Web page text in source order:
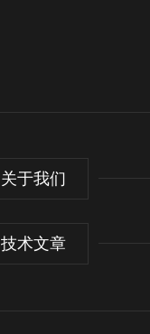
关于我们
技术文章